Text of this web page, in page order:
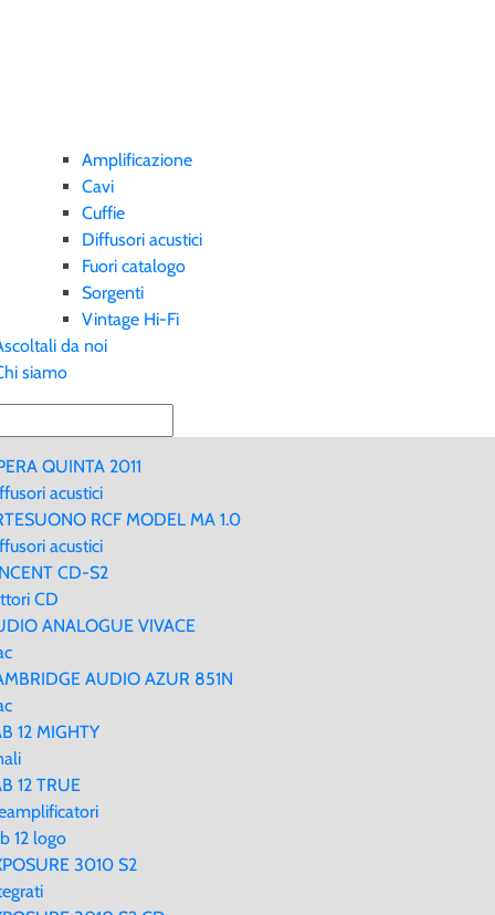
Amplificazione
Cavi
Cuffie
Diffusori acustici
Fuori catalogo
Sorgenti
Vintage Hi-Fi
da noi
siamo
QUINTA 2011
acustici
RCF MODEL MA 1.0
acustici
CD-S2
CD
ANALOGUE VIVACE
AUDIO AZUR 851N
12 MIGHTY
12 TRUE
12 logo
3010 S2